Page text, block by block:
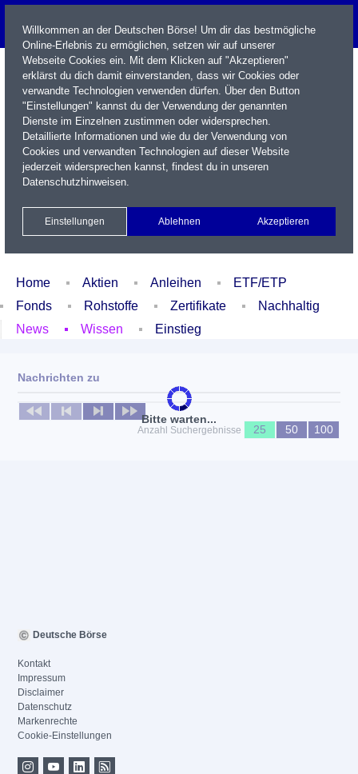
Name / WKN / ISIN / Kürzel
Xetra Realtime
Watchlist Portfolio Login
Home Aktien Anleihen
ETF/ETP
Fonds
Rohstoffe Zertifikate
Nachhaltig
News
Wissen Einstieg
Bitte warten...
Nachrichten zu
Keine News verfügbar
Anzahl Suchergebnisse
25 50 100
Willkommen an der Deutschen Börse! Um dir das bestmögliche
Online-Erlebnis zu ermöglichen, setzen wir auf unserer
Webseite Cookies ein. Mit dem Klicken auf "Akzeptieren"
erklärst du dich damit einverstanden, dass wir Cookies oder
verwandte Technologien verwenden dürfen. Über den Button
"Einstellungen" kannst du der Verwendung der genannten
Dienste im Einzelnen zustimmen oder widersprechen.
Detaillierte Informationen und wie du der Verwendung von
Cookies und verwandten Technologien auf dieser Website
jederzeit widersprechen kannst, findest du in unseren
Datenschutzhinweisen.
Einstellungen Ablehnen Akzeptieren
Deutsche Börse
Kontakt
Impressum
Disclaimer
Datenschutz
Markenrechte
Cookie-Einstellungen